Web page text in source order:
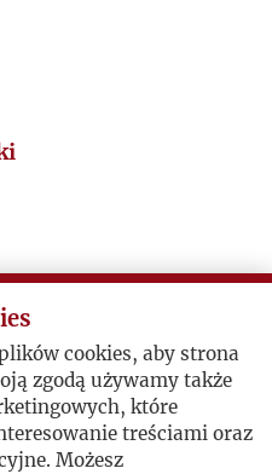
V
W
cookies, aby strona
zgodą używamy także
które
treściami oraz
Możesz